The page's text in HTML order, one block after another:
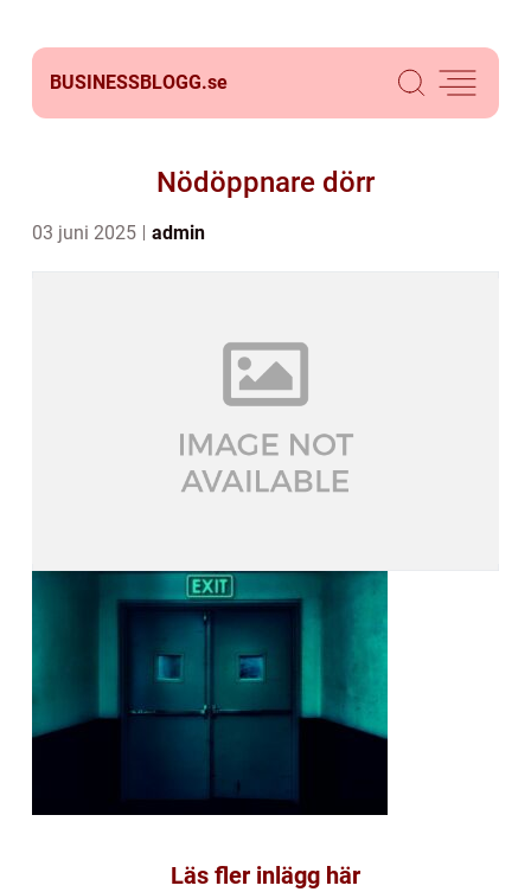
BUSINESSBLOGG.se
Nödöppnare dörr
03 juni 2025 admin
Läs fler inlägg här